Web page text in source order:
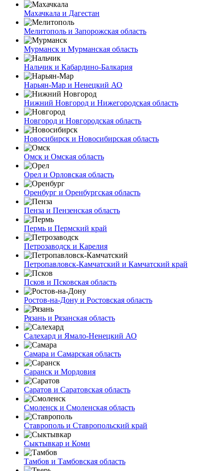
Махачкала и Дагестан
Мелитополь и Запорожская область
Мурманск и Мурманская область
Нальчик и Кабардино-Балкария
Нарьян-Мар и Ненецкий АО
Нижний Новгород и Нижегородская область
Новгород и Новгородская область
Новосибирск и Новосибирская область
Омск и Омская область
Орел и Орловская область
Оренбург и Оренбургская область
Пенза и Пензенская область
Пермь и Пермский край
Петрозаводск и Карелия
Петропавловск-Камчатский и Камчатский край
Псков и Псковская область
Ростов-на-Дону и Ростовская область
Рязань и Рязанская область
Салехард и Ямало-Ненецкий АО
Самара и Самарская область
Саранск и Мордовия
Саратов и Саратовская область
Смоленск и Смоленская область
Ставрополь и Ставропольский край
Сыктывкар и Коми
Тамбов и Тамбовская область